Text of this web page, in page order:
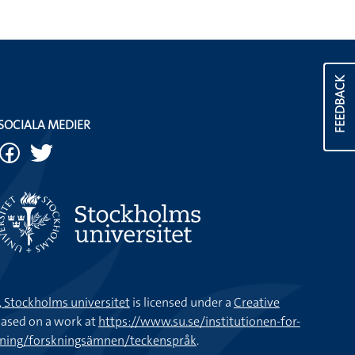
FEEDBACK
MEDIER
universitetis licensed under aCreative
on a work athttps://www.su.se/institutionen-for-
forskningsämnen/teckenspråk.